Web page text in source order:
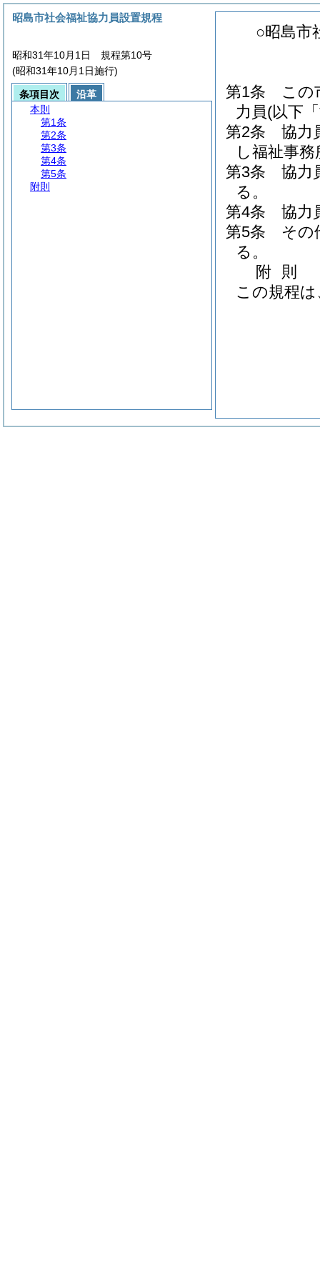
○昭島市
第1条
この
力員(以下
第2条
協力
し福祉事
第3条
協力
る。
第4条
協力
第5条
その
る。
附 則
この規程
昭島市社会福祉協力員設置規程
昭和31年10月1日 規程第10号
(昭和31年10月1日施行)
条項目次
沿革
本則
第1条
第2条
第3条
第4条
第5条
附則